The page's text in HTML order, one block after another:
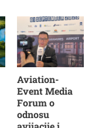
Aviation-
Event Media
Forum o
odnosu